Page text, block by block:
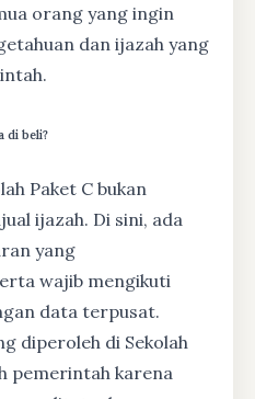
orang yang ingin
dan ijazah yang
di beli?
Paket C bukan
ijazah. Di sini, ada
yang
wajib mengikuti
data terpusat.
diperoleh di Sekolah
pemerintah karena